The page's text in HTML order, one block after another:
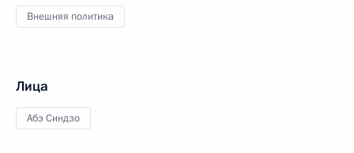
Внешняя политика
Лица
Абэ Синдзо